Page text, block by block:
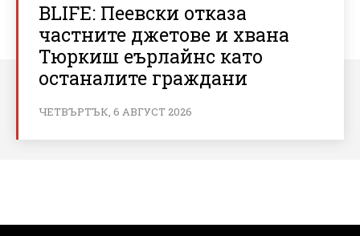
BLIFE: Пеевски отказа
частните джетове и хвана
Тюркиш еърлайнс като
останалите граждани
ЧЕТВЪРТЪК, 6 АВГУСТ 2026